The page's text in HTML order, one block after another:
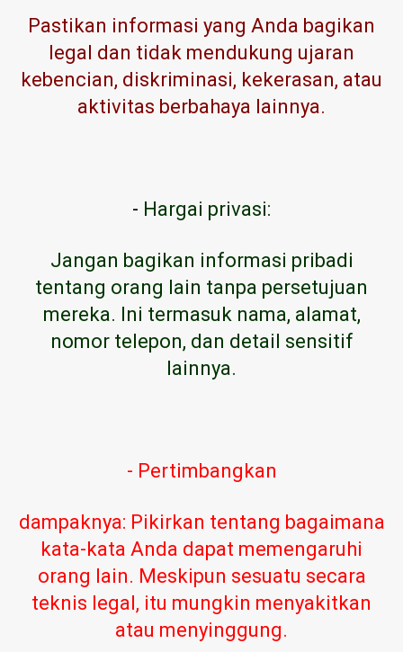
Pastikan informasi yang Anda bagikan
legal dan tidak mendukung ujaran
kebencian, diskriminasi, kekerasan, atau
aktivitas berbahaya lainnya.
- Hargai privasi:
Jangan bagikan informasi pribadi
tentang orang lain tanpa persetujuan
mereka. Ini termasuk nama, alamat,
nomor telepon, dan detail sensitif
lainnya.
- Pertimbangkan
dampaknya: Pikirkan tentang bagaimana
kata-kata Anda dapat memengaruhi
orang lain. Meskipun sesuatu secara
teknis legal, itu mungkin menyakitkan
atau menyinggung.